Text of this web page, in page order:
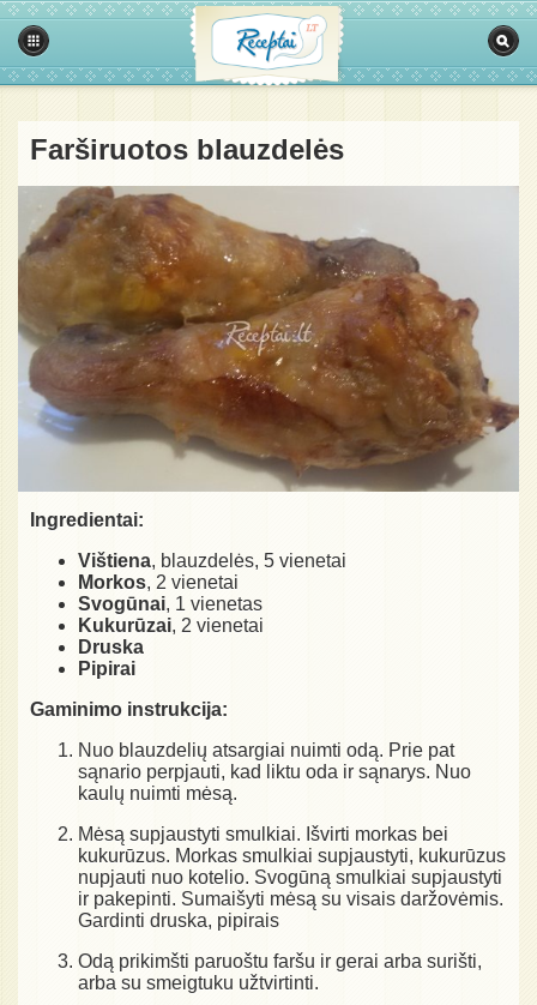
Farširuotos blauzdelės
Ingredientai:
Vištiena, blauzdelės, 5 vienetai
Morkos, 2 vienetai
Svogūnai, 1 vienetas
Kukurūzai, 2 vienetai
Druska
Pipirai
Gaminimo instrukcija:
Nuo blauzdelių atsargiai nuimti odą. Prie pat
sąnario perpjauti, kad liktu oda ir sąnarys. Nuo
kaulų nuimti mėsą.
Mėsą supjaustyti smulkiai. Išvirti morkas bei
kukurūzus. Morkas smulkiai supjaustyti, kukurūzus
nupjauti nuo kotelio. Svogūną smulkiai supjaustyti
ir pakepinti. Sumaišyti mėsą su visais daržovėmis.
Gardinti druska, pipirais
Odą prikimšti paruoštu faršu ir gerai arba surišti,
arba su smeigtuku užtvirtinti.